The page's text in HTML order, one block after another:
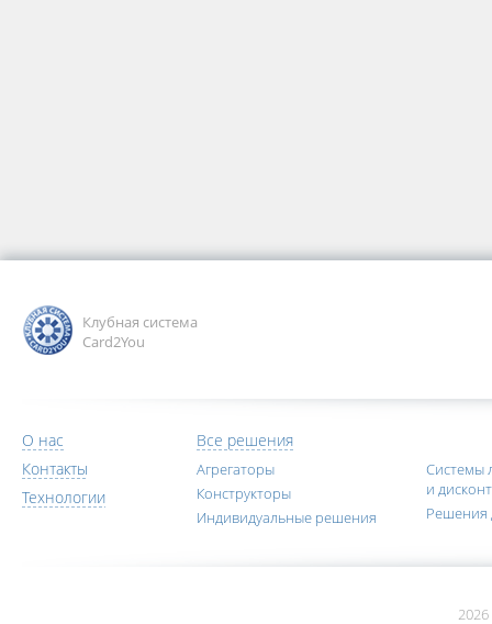
Клубная система
Card2You
О нас
Контакты
Технологии
Все решения
Агрегаторы
Конструкторы
Индивидуальные решения
Системы
и
Решения